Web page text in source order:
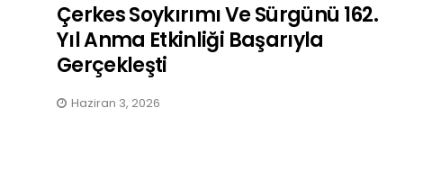
Çerkes Soykırımı Ve Sürgünü 162.
Yıl Anma Etkinliği Başarıyla
Gerçekleşti
Haziran 3, 2026